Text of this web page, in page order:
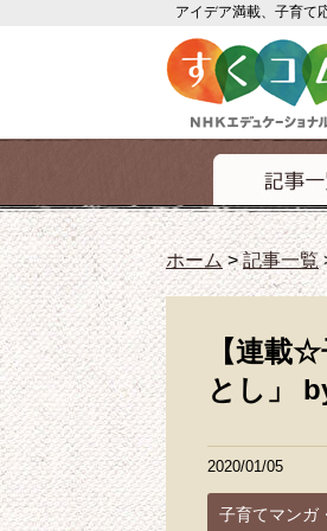
アイデア満載、子育て
ホーム>記事一覧
【連載
とし」
2020/01/05
子育てマンガ